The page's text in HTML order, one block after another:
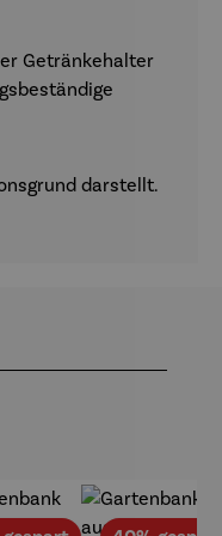
Getränkehalter
darstellt.